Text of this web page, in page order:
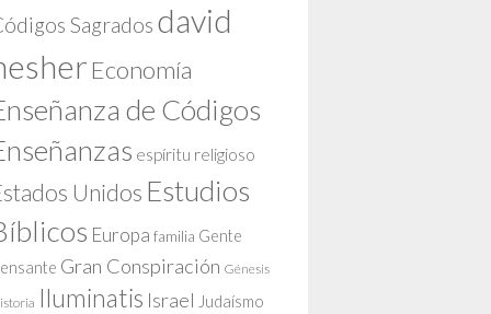
Sagrados david
Economía
de Códigos
espíritu religioso
Unidos Estudios
Europa familia Gente
Gran Conspiración Génesis
Iluminatis Israel Judaísmo